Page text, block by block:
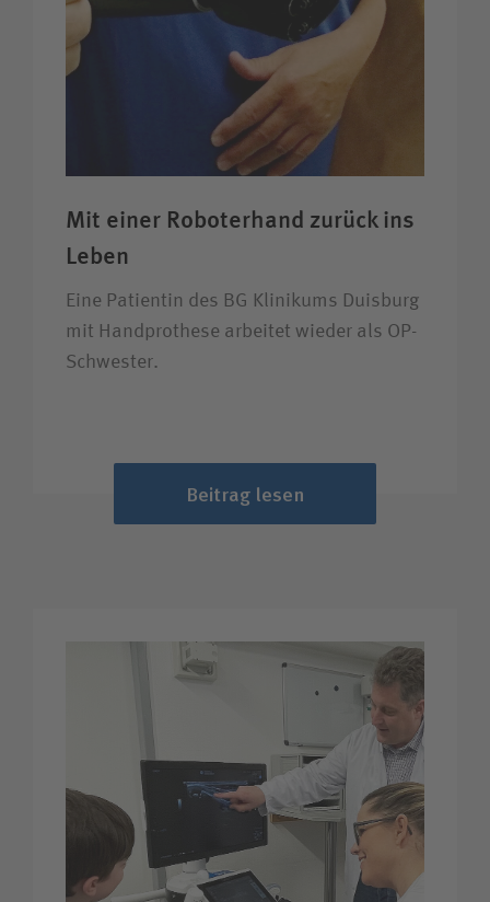
Mit einer Roboter­hand zurück ins
Leben
Eine Patientin des BG Klinikums Duisburg
mit Handprothese arbeitet wieder als OP-
Schwester.
Beitrag lesen